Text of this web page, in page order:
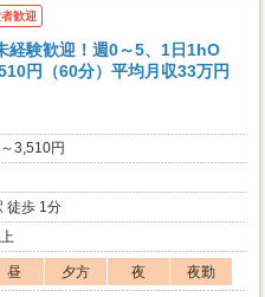
歓迎
経験歓迎！週0～5、1日1hO
円（60分）平均月収33万円
3,510円
徒歩 1分
昼 夕方 夜
夜勤